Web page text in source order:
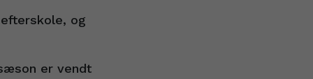
og
er vendt